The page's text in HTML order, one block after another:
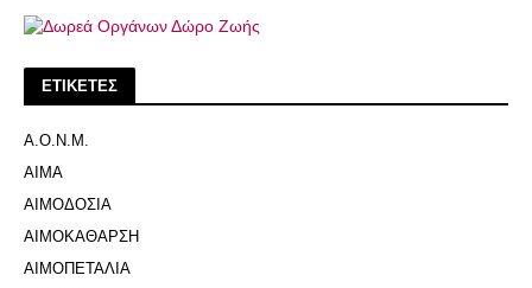
ΕΤΙΚΕΤΕΣ
Α.Ο.Ν.Μ.
ΑΙΜΑ
ΑΙΜΟΔΟΣΙΑ
ΑΙΜΟΚΑΘΑΡΣΗ
ΑΙΜΟΠΕΤΑΛΙΑ